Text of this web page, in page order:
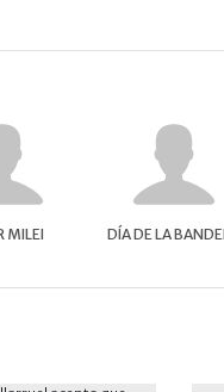
MILEI DÍA DE LA